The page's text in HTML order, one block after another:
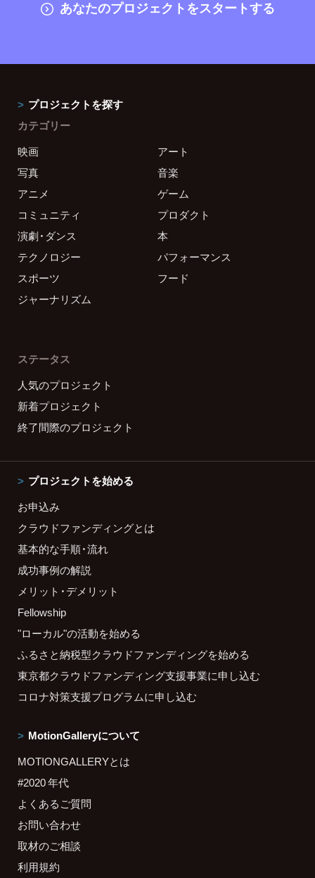
あなたのプロジェクトをスタートする
プロジェクトを探す
カテゴリー
映画
アート
写真
音楽
アニメ
ゲーム
コミュニティ
プロダクト
演劇・ダンス
本
テクノロジー
パフォーマンス
スポーツ
フード
ジャーナリズム
ステータス
人気のプロジェクト
新着プロジェクト
終了間際のプロジェクト
プロジェクトを始める
お申込み
クラウドファンディングとは
基本的な手順・流れ
成功事例の解説
メリット・デメリット
Fellowship
"ローカル"の活動を始める
ふるさと納税型クラウドファンディングを始める
東京都クラウドファンディング支援事業に申し込む
コロナ対策支援プログラムに申し込む
MotionGalleryについて
MOTIONGALLERYとは
#2020 年代
よくあるご質問
お問い合わせ
取材のご相談
利用規約